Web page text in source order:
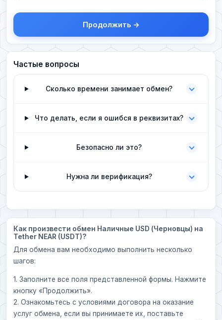
Продолжить →
Частые вопросы
Сколько времени занимает обмен?
Что делать, если я ошибся в реквизитах?
Безопасно ли это?
Нужна ли верификация?
Как произвести обмен Наличные USD (Черновцы) на
Tether NEAR (USDT)?
Для обмена вам необходимо выполнить несколько
шагов:
1. Заполните все поля представленной формы. Нажмите
кнопку «Продолжить».
2. Ознакомьтесь с условиями договора на оказание
услуг обмена, если вы принимаете их, поставьте